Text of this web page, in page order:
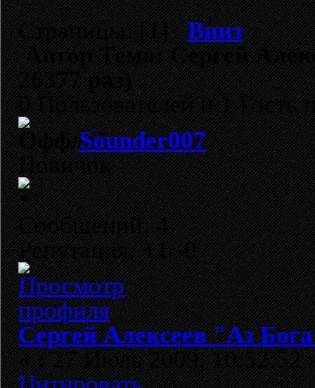
Страницы: [1]Вниз
АвторТема: Сергей
26377 раз)
0 Пользователей и 1 Гость
Sounder007
Новичок
Сообщений: 4
Репутация: +1/-0
Сергей Алексеев "Аз
«:27 Июль 2009, 10:52:52